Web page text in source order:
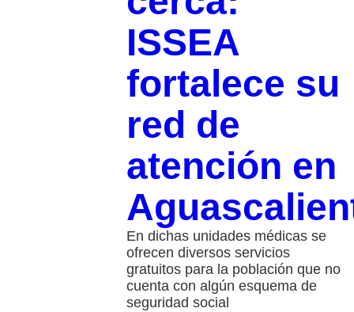
ISSEA
fortalece su
red de
atención en
En dichas unidades médicas se
ofrecen diversos servicios
gratuitos para la población que no
cuenta con algún esquema de
seguridad social